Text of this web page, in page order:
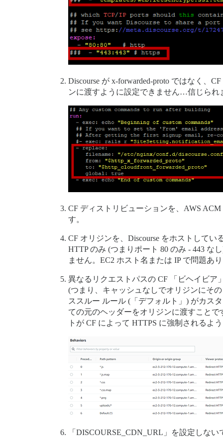
Discourse が x-forwarded-proto ではなく、
ンに渡すように設定できません…信じられ
CF ディストリビューションを、AWS
す。
CF オリジンを、Discourse をホストしてい
HTTP のみ (つまりポート 80 のみ - 443 な
ません。EC2 ホスト名または IP で問題あ
異なるリクエストパスの CF 「ビヘイビ
(つまり、キャッシュなしでオリジンにそ
ススルー ルール (「デフォルト」) がカス
ての元のヘッダーをオリジンに渡すこと
トが CF によって HTTPS に強制されるよ
「DISCOURSE_CDN_URL」を設定しない